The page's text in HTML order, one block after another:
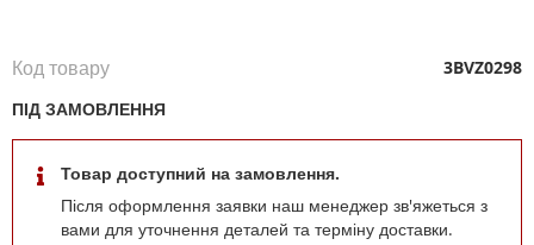
ПІД ЗАМОВЛЕННЯ
Товар доступний на замовлення.
Після оформлення заявки наш менеджер зв'яжеться з
вами для уточнення деталей та терміну доставки.
Код товару 3BVZ0298